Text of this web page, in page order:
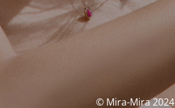
© Mira-Mira 2024